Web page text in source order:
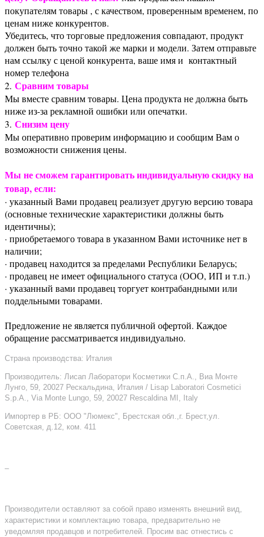
покупателям товары , с качеством, проверенным временем, по
ценам ниже конкурентов.
Убедитесь, что торговые предложения совпадают, продукт
должен быть точно такой же марки и модели. Затем отправьте
нам ссылку с ценой конкурента, ваше имя и контактный
номер телефона
2. Сравним товары
Мы вместе сравним товары. Цена продукта не должна быть
ниже из-за рекламной ошибки или опечатки.
3. Снизим цену
Мы оперативно проверим информацию и сообщим Вам о
возможности снижения цены.
Мы не сможем гарантировать индивидуальную скидку на
товар, если:
· указанный Вами продавец реализует другую версию товара
(основные технические характеристики должны быть
идентичны);
· приобретаемого товара в указанном Вами источнике нет в
наличии;
· продавец находится за пределами Республики Беларусь;
· продавец не имеет официального статуса (ООО, ИП и т.п.)
· указанный вами продавец торгует контрабандными или
поддельными товарами.
Предложение не является публичной офертой. Каждое
обращение рассматривается индивидуально.
Страна производства: Италия
Производитель: Лисап Лаборатори Косметики С.п.А., Виа Монте
Лунго, 59, 20027 Рескальдина, Италия / Lisap Laboratori Cosmetici
S.p.A., Via Monte Lungo, 59, 20027 Rescaldina MI, Italy
Импортер в РБ: ООО "Люмекс", Брестская обл.,г. Брест,ул.
Советская, д.12, ком. 411
–
Производители оставляют за собой право изменять внешний вид,
характеристики и комплектацию товара, предварительно не
уведомляя продавцов и потребителей. Просим вас отнестись с